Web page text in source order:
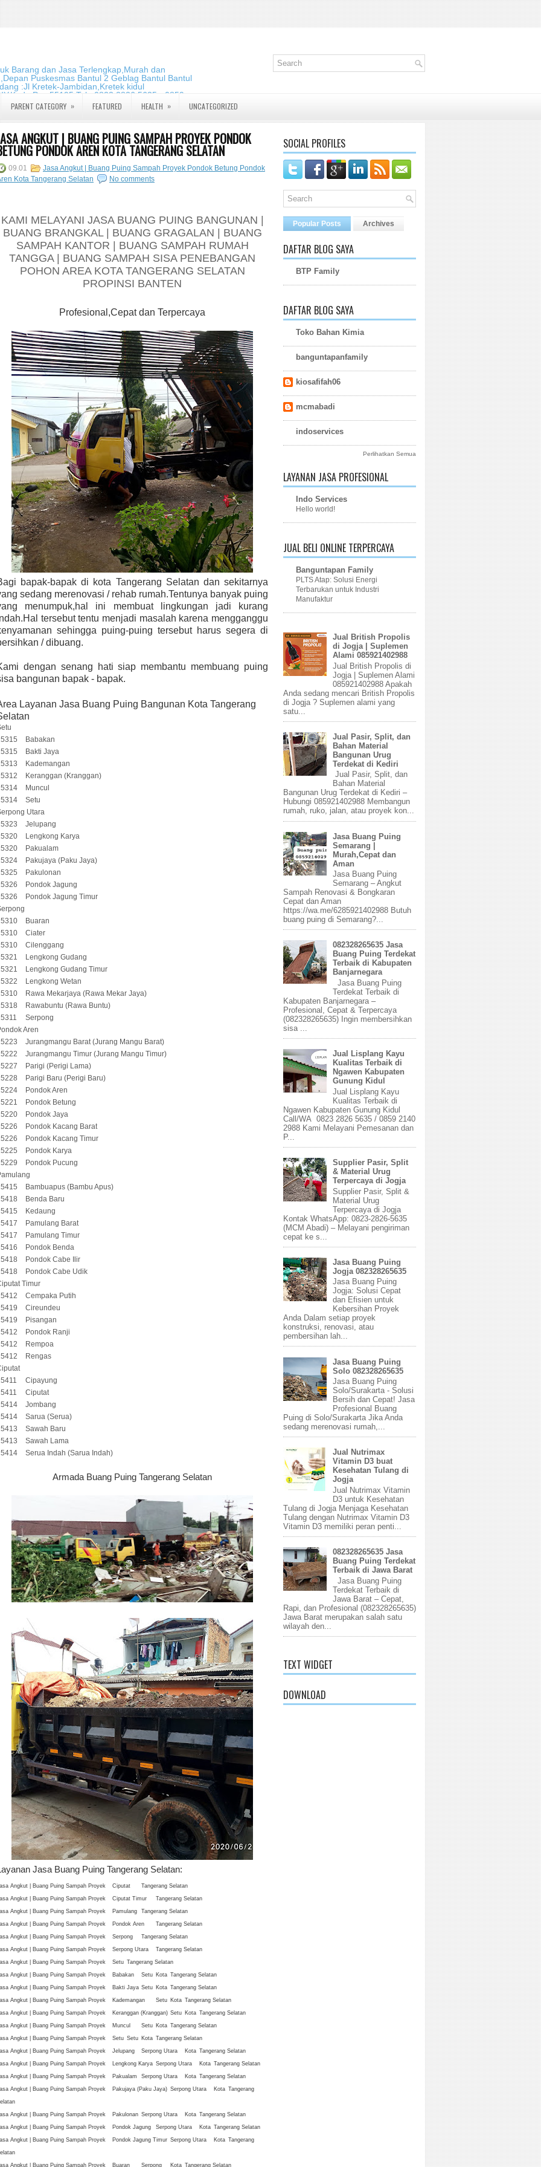
Barang dan Jasa Terlengkap,Murah dan
Puskesmas Bantul 2 Geblag Bantul Bantul
:Jl Kretek-Jambidan,Kretek kidul
Pos:55195 Telp:0823 2826 5635 - 0859
PARENT CATEGORY » FEATURED HEALTH » UNCATEGORIZED
ANGKUT | BUANG PUING SAMPAH PROYEK PONDOK
PONDOK AREN KOTA TANGERANG SELATAN
09.01
Jasa Angkut | Buang Puing Sampah Proyek Pondok Betung Pondok
Kota Tangerang Selatan
No comments
KAMI MELAYANI JASA BUANG PUING BANGUNAN |
BUANG BRANGKAL | BUANG GRAGALAN | BUANG
SAMPAH KANTOR | BUANG SAMPAH RUMAH
TANGGA | BUANG SAMPAH SISA PENEBANGAN
POHON AREA KOTA TANGERANG SELATAN
PROPINSI BANTEN
Profesional,Cepat dan Terpercaya
bapak-bapak di kota Tangerang Selatan dan sekitarnya
sedang merenovasi / rehab rumah.Tentunya banyak puing
menumpuk,hal ini membuat lingkungan jadi kurang
tersebut tentu menjadi masalah karena mengganggu
sehingga puing-puing tersebut harus segera di
/ dibuang.
dengan senang hati siap membantu membuang puing
bangunan bapak - bapak.
Layanan Jasa Buang Puing Bangunan Kota Tangerang
Babakan
Bakti Jaya
Kademangan
Keranggan (Kranggan)
Muncul
Setu
Utara
Jelupang
Lengkong Karya
Pakualam
Pakujaya (Paku Jaya)
Pakulonan
Pondok Jagung
Pondok Jagung Timur
Buaran
Ciater
Cilenggang
Lengkong Gudang
Lengkong Gudang Timur
Lengkong Wetan
Rawa Mekarjaya (Rawa Mekar Jaya)
Rawabuntu (Rawa Buntu)
Serpong
Aren
Jurangmangu Barat (Jurang Mangu Barat)
Jurangmangu Timur (Jurang Mangu Timur)
Parigi (Perigi Lama)
Parigi Baru (Perigi Baru)
Pondok Aren
Pondok Betung
Pondok Jaya
Pondok Kacang Barat
Pondok Kacang Timur
Pondok Karya
Pondok Pucung
Bambuapus (Bambu Apus)
Benda Baru
Kedaung
Pamulang Barat
Pamulang Timur
Pondok Benda
Pondok Cabe Ilir
Pondok Cabe Udik
Timur
Cempaka Putih
Cireundeu
Pisangan
Pondok Ranji
Rempoa
Rengas
Cipayung
Ciputat
Jombang
Sarua (Serua)
Sawah Baru
Sawah Lama
Serua Indah (Sarua Indah)
Armada Buang Puing Tangerang Selatan
Jasa Buang Puing Tangerang Selatan:
Angkut | Buang Puing Sampah Proyek Ciputat Tangerang Selatan
Angkut | Buang Puing Sampah Proyek Ciputat Timur Tangerang Selatan
Angkut | Buang Puing Sampah Proyek Pamulang Tangerang Selatan
Angkut | Buang Puing Sampah Proyek Pondok Aren Tangerang Selatan
Angkut | Buang Puing Sampah Proyek Serpong Tangerang Selatan
Angkut | Buang Puing Sampah Proyek Serpong Utara Tangerang Selatan
Angkut | Buang Puing Sampah Proyek Setu Tangerang Selatan
Angkut | Buang Puing Sampah Proyek Babakan Setu Kota Tangerang Selatan
Angkut | Buang Puing Sampah Proyek Bakti Jaya Setu Kota Tangerang Selatan
Angkut | Buang Puing Sampah Proyek Kademangan Setu Kota Tangerang Selatan
Angkut | Buang Puing Sampah Proyek Keranggan (Kranggan) Setu Kota Tangerang Selatan
Angkut | Buang Puing Sampah Proyek Muncul Setu Kota Tangerang Selatan
Angkut | Buang Puing Sampah Proyek Setu Setu Kota Tangerang Selatan
Angkut | Buang Puing Sampah Proyek Jelupang Serpong Utara Kota Tangerang Selatan
Angkut | Buang Puing Sampah Proyek Lengkong Karya Serpong Utara Kota Tangerang Selatan
Angkut | Buang Puing Sampah Proyek Pakualam Serpong Utara Kota Tangerang Selatan
Angkut | Buang Puing Sampah Proyek Pakujaya (Paku Jaya) Serpong Utara Kota Tangerang
Angkut | Buang Puing Sampah Proyek Pakulonan Serpong Utara Kota Tangerang Selatan
Angkut | Buang Puing Sampah Proyek Pondok Jagung Serpong Utara Kota Tangerang Selatan
Angkut | Buang Puing Sampah Proyek Pondok Jagung Timur Serpong Utara Kota Tangerang
Angkut | Buang Puing Sampah Proyek Buaran Serpong Kota Tangerang Selatan
SOCIAL PROFILES
Popular Posts Archives
DAFTAR BLOG SAYA
BTP Family
DAFTAR BLOG SAYA
Toko Bahan Kimia
banguntapanfamily
kiosafifah06
mcmabadi
indoservices
Perlihatkan Semua
LAYANAN JASA PROFESIONAL
Indo Services
Hello world!
JUAL BELI ONLINE TERPERCAYA
Banguntapan Family
PLTS Atap: Solusi Energi
Terbarukan untuk Industri
Manufaktur
Jual British Propolis
di Jogja | Suplemen
Alami 085921402988
Jual British Propolis di
Jogja | Suplemen Alami
085921402988 Apakah
Anda sedang mencari British Propolis
di Jogja ? Suplemen alami yang
satu...
Jual Pasir, Split, dan
Bahan Material
Bangunan Urug
Terdekat di Kediri
Jual Pasir, Split, dan
Bahan Material
Bangunan Urug Terdekat di Kediri –
Hubungi 085921402988 Membangun
rumah, ruko, jalan, atau proyek kon...
Jasa Buang Puing
Semarang |
Murah,Cepat dan
Aman
Jasa Buang Puing
Semarang – Angkut
Sampah Renovasi & Bongkaran
Cepat dan Aman
https://wa.me/6285921402988 Butuh
buang puing di Semarang?...
082328265635 Jasa
Buang Puing Terdekat
Terbaik di Kabupaten
Banjarnegara
Jasa Buang Puing
Terdekat Terbaik di
Kabupaten Banjarnegara –
Profesional, Cepat & Terpercaya
(082328265635) Ingin membersihkan
sisa ...
Jual Lisplang Kayu
Kualitas Terbaik di
Ngawen Kabupaten
Gunung Kidul
Jual Lisplang Kayu
Kualitas Terbaik di
Ngawen Kabupaten Gunung Kidul
Call/WA 0823 2826 5635 / 0859 2140
2988 Kami Melayani Pemesanan dan
P...
Supplier Pasir, Split
& Material Urug
Terpercaya di Jogja
Supplier Pasir, Split &
Material Urug
Terpercaya di Jogja
Kontak WhatsApp: 0823-2826-5635
(MCM Abadi) – Melayani pengiriman
cepat ke s...
Jasa Buang Puing
Jogja 082328265635
Jasa Buang Puing
Jogja: Solusi Cepat
dan Efisien untuk
Kebersihan Proyek
Anda Dalam setiap proyek
konstruksi, renovasi, atau
pembersihan lah...
Jasa Buang Puing
Solo 082328265635
Jasa Buang Puing
Solo/Surakarta - Solusi
Bersih dan Cepat! Jasa
Profesional Buang
Puing di Solo/Surakarta Jika Anda
sedang merenovasi rumah,...
Jual Nutrimax
Vitamin D3 buat
Kesehatan Tulang di
Jogja
Jual Nutrimax Vitamin
D3 untuk Kesehatan
Tulang di Jogja Menjaga Kesehatan
Tulang dengan Nutrimax Vitamin D3
Vitamin D3 memiliki peran penti...
082328265635 Jasa
Buang Puing Terdekat
Terbaik di Jawa Barat
Jasa Buang Puing
Terdekat Terbaik di
Jawa Barat – Cepat,
Rapi, dan Profesional (082328265635)
Jawa Barat merupakan salah satu
wilayah den...
TEXT WIDGET
DOWNLOAD